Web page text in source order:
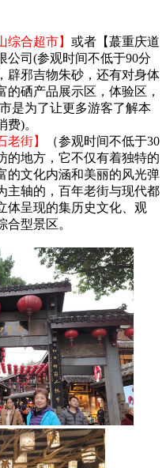
综合超市】 或者【蕞重庆道
公司(参观时间不低于90分
辟邪吉物朱砂，还有对身体
硒产品展示区，体验区，
是为了让更多游客了解本
)。
老街】
（参观时间不低于30
的地方，它不仅有着独特的
的文化内涵和美丽的风光弹
主轴的，百年老街与现代都
体呈现的集历史文化、观
型景区。